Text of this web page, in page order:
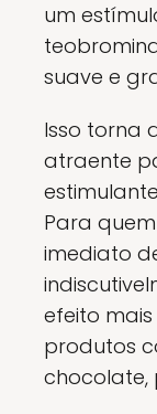
um
suave e
Isso torna
atraente
Para
imediato
efeito
produtos
chocolate,